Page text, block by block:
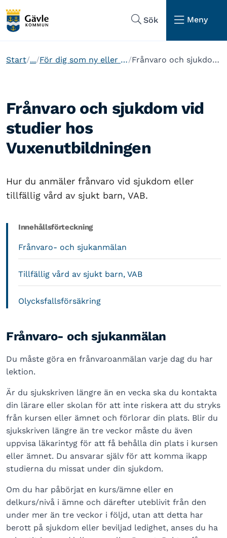
Sök
Meny
Start ... För dig som ny eller nuvarande elev på Vuxenutbildningen Frånvaro och sjukdom vid studier hos Vuxenutbildningen
Frånvaro och sjukdom vid
studier hos
Vuxenutbildningen
Hur du anmäler frånvaro vid sjukdom eller
tillfällig vård av sjukt barn, VAB.
Innehållsförteckning
Frånvaro- och sjukanmälan
Tillfällig vård av sjukt barn, VAB
Olycksfallsförsäkring
Frånvaro- och sjukanmälan
Du måste göra en frånvaroanmälan varje dag du har
lektion.
Är du sjukskriven längre än en vecka ska du kontakta
din lärare eller skolan för att inte riskera att du stryks
från kursen eller ämnet och förlorar din plats. Blir du
sjukskriven längre än tre veckor måste du även
uppvisa läkarintyg för att få behålla din plats i kursen
eller ämnet. Du ansvarar själv för att komma ikapp
studierna du missat under din sjukdom.
Om du har påbörjat en kurs/ämne eller en
delkurs/nivå i ämne och därefter uteblivit från den
under mer än tre veckor i följd, utan att detta har
berott på sjukdom eller beviljad ledighet, anses du ha